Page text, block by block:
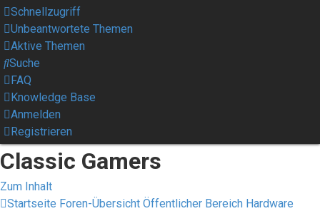
Schnellzugriff
Unbeantwortete Themen
Aktive Themen
Suche
FAQ
Knowledge Base
Anmelden
Registrieren
Classic Gamers
Zum Inhalt
Startseite Foren-Übersicht Öffentlicher Bereich Hardware